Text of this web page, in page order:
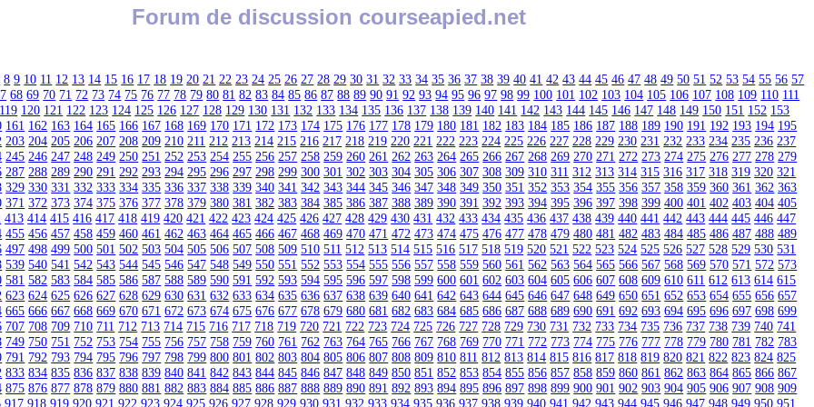
Forum de discussion courseapied.net
8 9 10 11 12 13 14 15 16 17 18 19 20 21 22 23 24 25 26 27 28 29 30 31 32 33 34 35 36 37 38 39 40 41 42 43 44 45 46 47 48 49 50 51 52 53 54 55 56 57
68 69 70 71 72 73 74 75 76 77 78 79 80 81 82 83 84 85 86 87 88 89 90 91 92 93 94 95 96 97 98 99 100 101 102 103 104 105 106 107 108 109 110 111
119 120 121 122 123 124 125 126 127 128 129 130 131 132 133 134 135 136 137 138 139 140 141 142 143 144 145 146 147 148 149 150 151 152 153
161 162 163 164 165 166 167 168 169 170 171 172 173 174 175 176 177 178 179 180 181 182 183 184 185 186 187 188 189 190 191 192 193 194 195
203 204 205 206 207 208 209 210 211 212 213 214 215 216 217 218 219 220 221 222 223 224 225 226 227 228 229 230 231 232 233 234 235 236 237
245 246 247 248 249 250 251 252 253 254 255 256 257 258 259 260 261 262 263 264 265 266 267 268 269 270 271 272 273 274 275 276 277 278 279
287 288 289 290 291 292 293 294 295 296 297 298 299 300 301 302 303 304 305 306 307 308 309 310 311 312 313 314 315 316 317 318 319 320 321
329 330 331 332 333 334 335 336 337 338 339 340 341 342 343 344 345 346 347 348 349 350 351 352 353 354 355 356 357 358 359 360 361 362 363
371 372 373 374 375 376 377 378 379 380 381 382 383 384 385 386 387 388 389 390 391 392 393 394 395 396 397 398 399 400 401 402 403 404 405
413 414 415 416 417 418 419 420 421 422 423 424 425 426 427 428 429 430 431 432 433 434 435 436 437 438 439 440 441 442 443 444 445 446 447
455 456 457 458 459 460 461 462 463 464 465 466 467 468 469 470 471 472 473 474 475 476 477 478 479 480 481 482 483 484 485 486 487 488 489
497 498 499 500 501 502 503 504 505 506 507 508 509 510 511 512 513 514 515 516 517 518 519 520 521 522 523 524 525 526 527 528 529 530 531
539 540 541 542 543 544 545 546 547 548 549 550 551 552 553 554 555 556 557 558 559 560 561 562 563 564 565 566 567 568 569 570 571 572 573
581 582 583 584 585 586 587 588 589 590 591 592 593 594 595 596 597 598 599 600 601 602 603 604 605 606 607 608 609 610 611 612 613 614 615
623 624 625 626 627 628 629 630 631 632 633 634 635 636 637 638 639 640 641 642 643 644 645 646 647 648 649 650 651 652 653 654 655 656 657
665 666 667 668 669 670 671 672 673 674 675 676 677 678 679 680 681 682 683 684 685 686 687 688 689 690 691 692 693 694 695 696 697 698 699
707 708 709 710 711 712 713 714 715 716 717 718 719 720 721 722 723 724 725 726 727 728 729 730 731 732 733 734 735 736 737 738 739 740 741
749 750 751 752 753 754 755 756 757 758 759 760 761 762 763 764 765 766 767 768 769 770 771 772 773 774 775 776 777 778 779 780 781 782 783
791 792 793 794 795 796 797 798 799 800 801 802 803 804 805 806 807 808 809 810 811 812 813 814 815 816 817 818 819 820 821 822 823 824 825
833 834 835 836 837 838 839 840 841 842 843 844 845 846 847 848 849 850 851 852 853 854 855 856 857 858 859 860 861 862 863 864 865 866 867
875 876 877 878 879 880 881 882 883 884 885 886 887 888 889 890 891 892 893 894 895 896 897 898 899 900 901 902 903 904 905 906 907 908 909
917 918 919 920 921 922 923 924 925 926 927 928 929 930 931 932 933 934 935 936 937 938 939 940 941 942 943 944 945 946 947 948 949 950 951